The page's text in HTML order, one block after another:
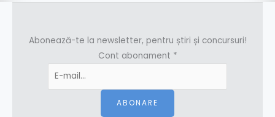
Abonează-te la newsletter, pentru știri și concursuri!
Cont abonament *
ABONARE